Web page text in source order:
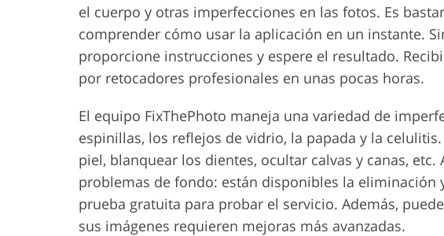
el cuerpo y otras imperfecciones en las fotos. Es
comprender cómo usar la aplicación en un instante.
proporcione instrucciones y espere el resultado.
por retocadores profesionales en unas pocas horas.
El equipo FixThePhoto maneja una variedad de
espinillas, los reflejos de vidrio, la papada y la
piel, blanquear los dientes, ocultar calvas y canas,
problemas de fondo: están disponibles la eliminación
prueba gratuita para probar el servicio. Además,
sus imágenes requieren mejoras más avanzadas.